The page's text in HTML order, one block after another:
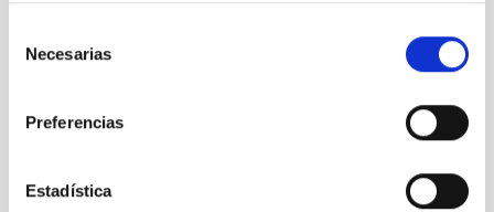
Necesarias
Preferencias
Estadística